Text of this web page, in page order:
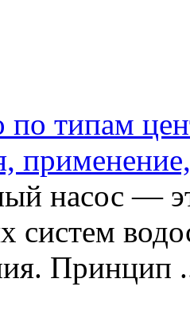
по типам
насос —
систем
Принцип